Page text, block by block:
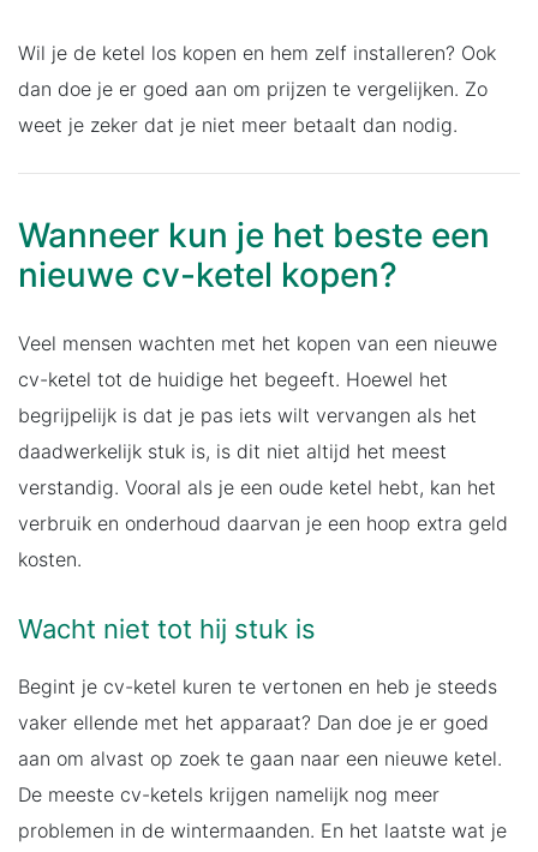
Wil je de ketel los kopen en hem zelf installeren? Ook
dan doe je er goed aan om prijzen te vergelijken. Zo
weet je zeker dat je niet meer betaalt dan nodig.
Wanneer kun je het beste een
nieuwe cv-ketel kopen?
Veel mensen wachten met het kopen van een nieuwe
cv-ketel tot de huidige het begeeft. Hoewel het
begrijpelijk is dat je pas iets wilt vervangen als het
daadwerkelijk stuk is, is dit niet altijd het meest
verstandig. Vooral als je een oude ketel hebt, kan het
verbruik en onderhoud daarvan je een hoop extra geld
kosten.
Wacht niet tot hij stuk is
Begint je cv-ketel kuren te vertonen en heb je steeds
vaker ellende met het apparaat? Dan doe je er goed
aan om alvast op zoek te gaan naar een nieuwe ketel.
De meeste cv-ketels krijgen namelijk nog meer
problemen in de wintermaanden. En het laatste wat je